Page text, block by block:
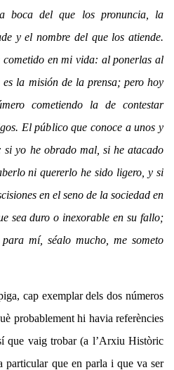
boca del que los pronuncia, la
y el nombre del que los atiende.
cometido en mi vida: al ponerlas al
la misión de la prensa; pero hoy
cometiendo la de contestar
El público que conoce a unos y
si yo he obrado mal, si he atacado
ni quererlo he sido ligero, y si
en el seno de la sociedad en
sea duro o inexorable en su fallo;
mí, séalo mucho, me someto
cap exemplar dels dos números
probablement hi havia referències
que vaig trobar (a l’Arxiu Històric
particular que en parla i que va ser